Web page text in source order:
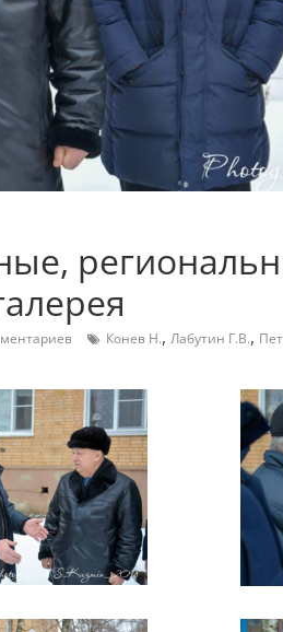
Конев Н., Лабутин Г.В.,